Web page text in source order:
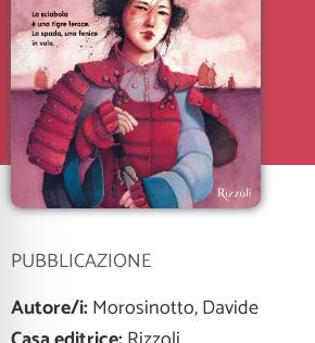
PUBBLICAZIONE
Autore/i:Morosinotto, Davide